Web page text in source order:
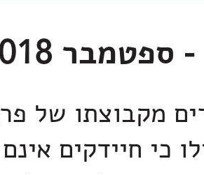
מקבוצתו של
כי חיידקים אינם